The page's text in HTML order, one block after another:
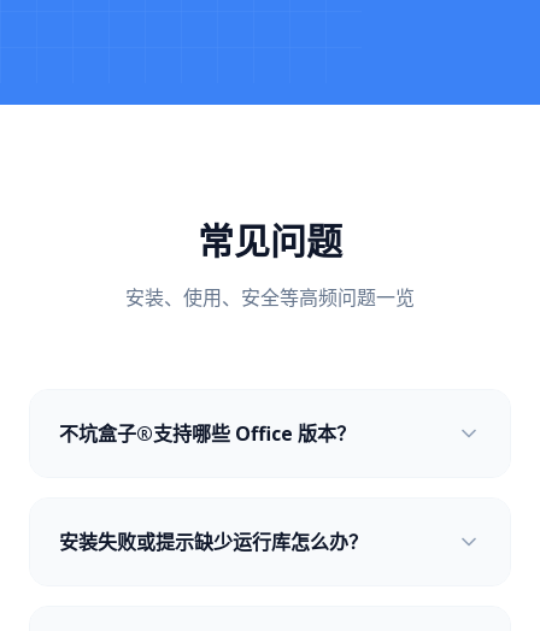
常见问题
安装、使用、安全等高频问题一览
不坑盒子®支持哪些 Office 版本？
Office 2010+ 及 WPS Office PC 端中均可使用。
安装失败或提示缺少运行库怎么办？